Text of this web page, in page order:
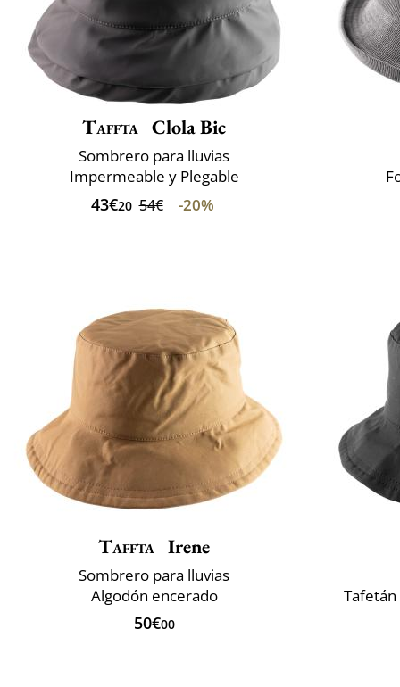
Taffta Clola Bic
Sombrero para lluvias
Impermeable y Plegable
43€20 54€ -20%
Taffta Irene
Sombrero para lluvias
Algodón encerado
50€00